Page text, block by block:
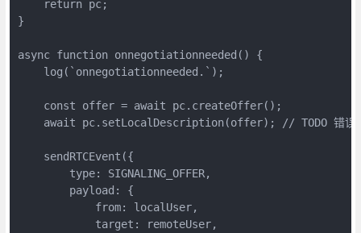
    return pc;
}
async function onnegotiationneeded() {
    log(`onnegotiationneeded.`);
    const offer = await pc.createOffer();
await pc.setLocalDescription(offer); // TODO 错误
    sendRTCEvent({
        type: SIGNALING_OFFER,
        payload: {
            from: localUser,
            target: remoteUser,